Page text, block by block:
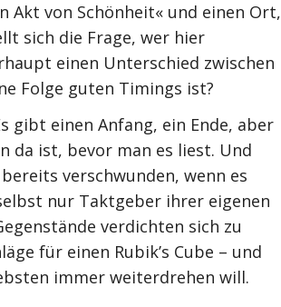
Akt von Schönheit« und einen Ort,
sich die Frage, wer hier
einen Unterschied zwischen
Folge guten Timings ist?
gibt einen Anfang, ein Ende, aber
da ist, bevor man es liest. Und
verschwunden, wenn es
nur Taktgeber ihrer eigenen
verdichten sich zu
für einen Rubik’s Cube – und
immer weiterdrehen will.